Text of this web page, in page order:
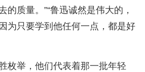
的质量。”“鲁迅诚然是伟大的，
为只要学到他任何一点，都是好
枚举，他们代表着那一批年轻